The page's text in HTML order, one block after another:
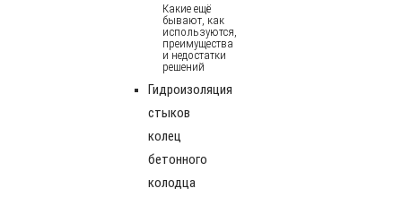
Какие ещё
бывают, как
используются,
преимущества
и недостатки
решений
Гидроизоляция
стыков
колец
бетонного
колодца